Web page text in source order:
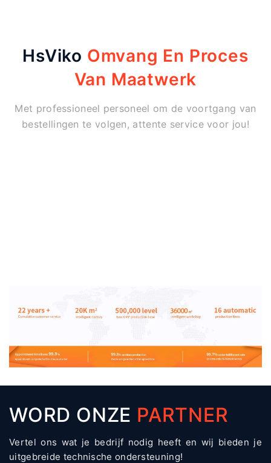
HsViko Omvang En Proces
Van Maatwerk
Met professioneel personeel om de voortgang van
bestellingen te volgen, attente service voor jou!
WORD ONZE PARTNER
Vertel ons wat je bedrijf nodig heeft en wij bieden je
uitgebreide technische ondersteuning!